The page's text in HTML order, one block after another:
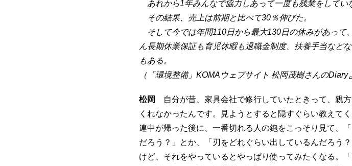
あれから1年みんなで協力しあって一度も残業をしてい
その結果、売上は前期と比べて30％伸びた。
そして今では年間110日から最大130日の休みがあって
ん長期休業保証も育児休暇も退職金制度、扶養手当など
もある。
（「環境整備」KOMAウェブサイト 松岡茂樹さんのDiary
松岡
自分が昔、家具会社で修行していたときって、親
くれなかったんです。見ようとすると隠すぐらい教えて
連中が帰った後に、一番切れる人の鉋をこっそり見て、
だろう？」とか、「刃をどれぐらい出しているんだろう
けど、それをやっているとやっぱり使ってみたくなる。